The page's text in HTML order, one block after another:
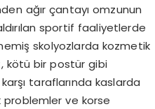
ağır çantayı omzunun
sportif faaliyetlerde
skolyozlarda kozmetik
kötü bir postür gibi
taraflarında kaslarda
problemler ve korse